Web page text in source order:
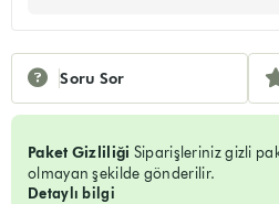
Soru Sor
Paket Gizliliği Siparişleriniz gizli
olmayan şekilde gönderilir.
Detaylı bilgi